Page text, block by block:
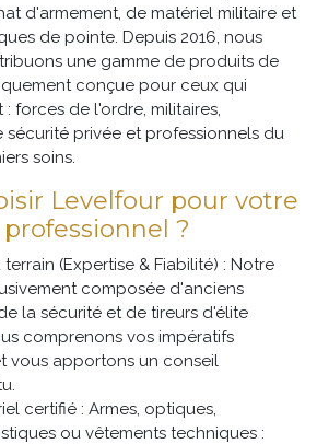
d'armement, de matériel militaire et
de pointe. Depuis 2016, nous
une gamme de produits de
conçue pour ceux qui
forces de l'ordre, militaires,
sécurité privée et professionnels du
soins.
Levelfour pour votre
?
(Expertise & Fiabilité) : Notre
composée d'anciens
la sécurité et de tireurs d'élite
comprenons vos impératifs
vous apportons un conseil
certifié : Armes, optiques,
ou vêtements techniques :